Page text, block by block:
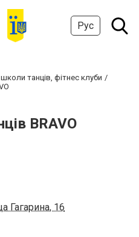
Рус
танців, фітнес клуби
BRAVO
Гагарина, 16